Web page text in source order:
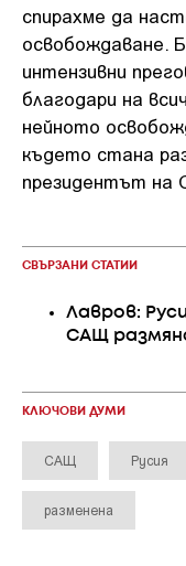
спирахме да
освобождаване.
интензивни
благодари на
нейното
където стана
президентът на
СВЪРЗАНИ СТАТИИ
Лавров:
САЩ
КЛЮЧОВИ ДУМИ
САЩ Русия
разменена